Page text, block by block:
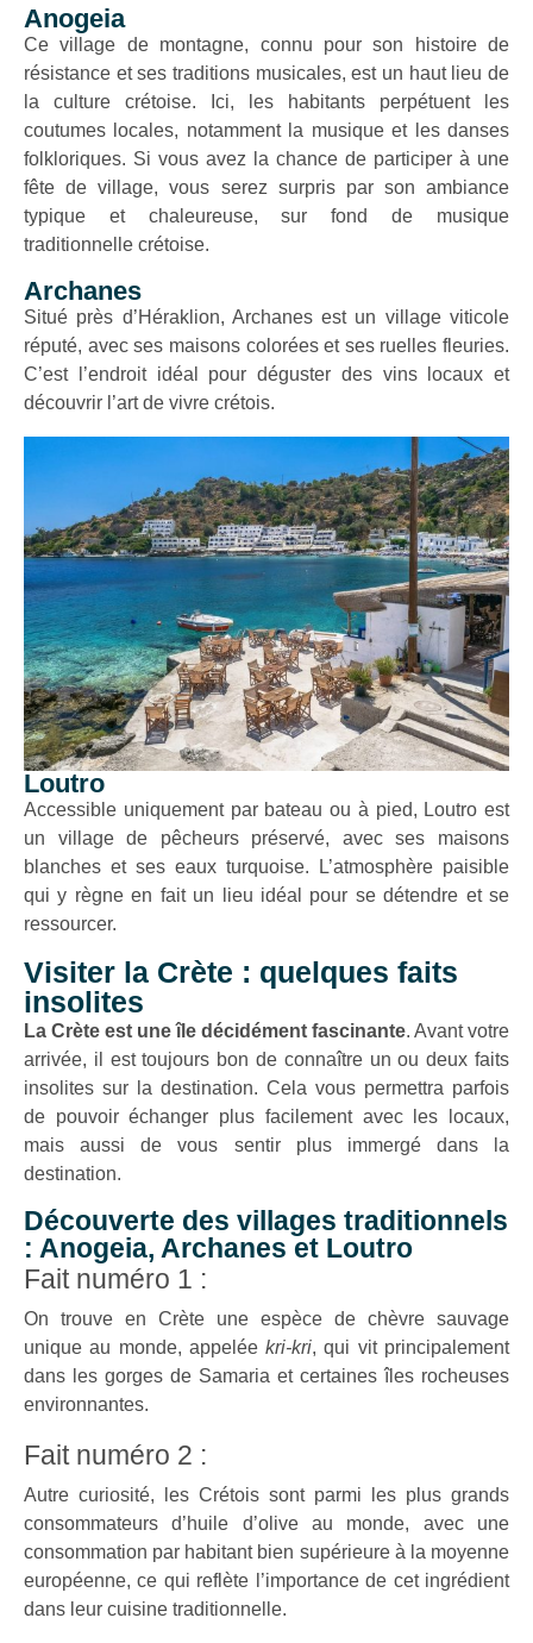
Anogeia
Ce village de montagne, connu pour son histoire de
résistance et ses traditions musicales, est un haut lieu de
la culture crétoise. Ici, les habitants perpétuent les
coutumes locales, notamment la musique et les danses
folkloriques. Si vous avez la chance de participer à une
fête de village, vous serez surpris par son ambiance
typique et chaleureuse, sur fond de musique
traditionnelle crétoise.
Archanes
Situé près d’Héraklion, Archanes est un village viticole
réputé, avec ses maisons colorées et ses ruelles fleuries.
C’est l’endroit idéal pour déguster des vins locaux et
découvrir l’art de vivre crétois.
Loutro
Accessible uniquement par bateau ou à pied, Loutro est
un village de pêcheurs préservé, avec ses maisons
blanches et ses eaux turquoise. L’atmosphère paisible
qui y règne en fait un lieu idéal pour se détendre et se
ressourcer.
Visiter la Crète : quelques faits
insolites
La Crète est une île décidément fascinante. Avant votre
arrivée, il est toujours bon de connaître un ou deux faits
insolites sur la destination. Cela vous permettra parfois
de pouvoir échanger plus facilement avec les locaux,
mais aussi de vous sentir plus immergé dans la
destination.
Découverte des villages traditionnels
: Anogeia, Archanes et Loutro
Fait numéro 1 :
On trouve en Crète une espèce de chèvre sauvage
unique au monde, appeléekri-kri, qui vit principalement
dans les gorges de Samaria et certaines îles rocheuses
environnantes.
Fait numéro 2 :
Autre curiosité, les Crétois sont parmi les plus grands
consommateurs d’huile d’olive au monde, avec une
consommation par habitant bien supérieure à la moyenne
européenne, ce qui reflète l’importance de cet ingrédient
dans leur cuisine traditionnelle.